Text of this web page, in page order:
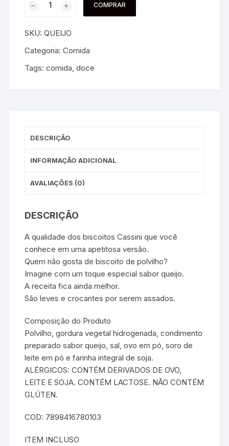
COMPRAR
SKU:QUEIJO
Categoria:Comida
Tags:comida ,doce
DESCRIÇÃO
INFORMAÇÃO ADICIONAL
AVALIAÇÕES (0)
DESCRIÇÃO
A qualidade dos biscoitos Cassini que você
conhece em uma apetitosa versão.
Quem não gosta de biscoito de polvilho?
Imagine com um toque especial sabor queijo.
A receita fica ainda melhor.
São leves e crocantes por serem assados.
Composição do Produto
Polvilho, gordura vegetal hidrogenada, condimento
preparado sabor queijo, sal, ovo em pó, soro de
leite em pó e farinha integral de soja.
ALÉRGICOS: CONTÉM DERIVADOS DE OVO,
LEITE E SOJA. CONTÉM LACTOSE. NÃO CONTÉM
GLÚTEN.
COD: 7898416780103
ITEM INCLUSO